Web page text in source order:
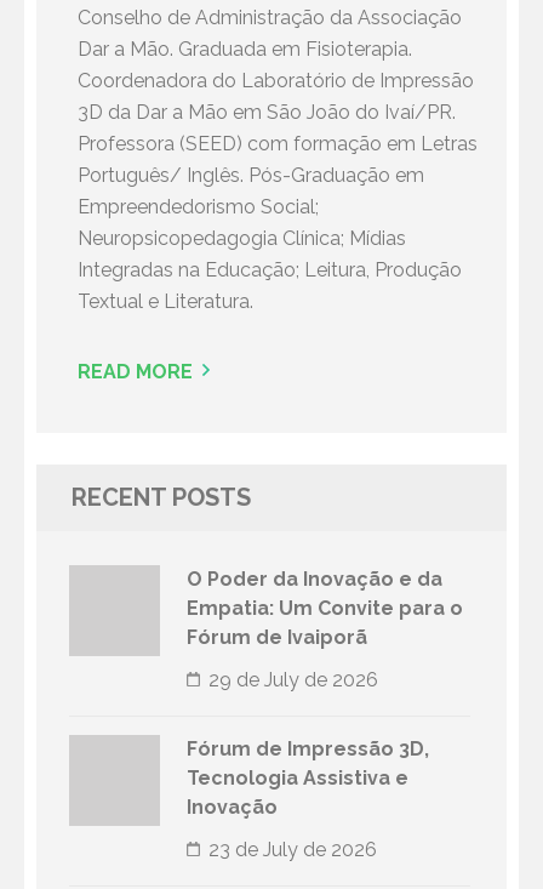
Conselho de Administração da Associação
Dar a Mão. Graduada em Fisioterapia.
Coordenadora do Laboratório de Impressão
3D da Dar a Mão em São João do Ivaí/PR.
Professora (SEED) com formação em Letras
Português/ Inglês. Pós-Graduação em
Empreendedorismo Social;
Neuropsicopedagogia Clínica; Mídias
Integradas na Educação; Leitura, Produção
Textual e Literatura.
READ MORE
RECENT POSTS
O Poder da Inovação e da
Empatia: Um Convite para o
Fórum de Ivaiporã
29 de July de 2026
Fórum de Impressão 3D,
Tecnologia Assistiva e
Inovação
23 de July de 2026